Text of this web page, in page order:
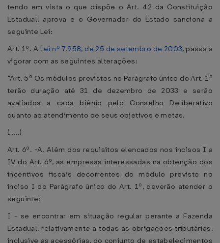
tendo em vista o que dispõe o Art. 42 da Constituição
Estadual, aprova e o Governador do Estado sanciona a
seguinte Lei:
Art. 1º. A Lei nº 7.958, de 25 de setembro de 2003, passa a
vigorar com as seguintes alterações:
“Art. 5º Os módulos previstos no Parágrafo único do Art. 1º
terão duração até 31 de dezembro de 2033 e serão
avaliados a cada biênio pelo Conselho Deliberativo
quanto ao atendimento de seus objetivos e metas.
(.....)
Art. 6º. -A. Além dos requisitos elencados nos incisos I a
IV do Art. 6º, as empresas interessadas na obtenção dos
incentivos fiscais decorrentes do módulo previsto no
inciso I do Parágrafo único do Art. 1º, deverão atender o
seguinte:
I - se encontrar em situação regular perante a Fazenda
Estadual, relativamente a todas as obrigações tributárias,
inclusive as acessórias, do conjunto de estabelecimentos